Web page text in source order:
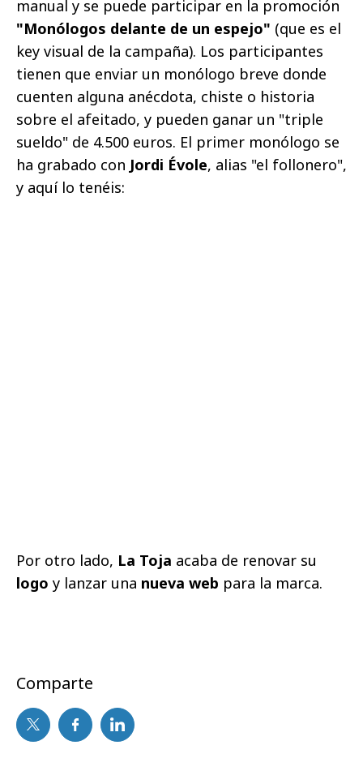
manual y se puede participar en la promoción
"Monólogos delante de un espejo" (que es el
key visual de la campaña). Los participantes
tienen que enviar un monólogo breve donde
cuenten alguna anécdota, chiste o historia
sobre el afeitado, y pueden ganar un "triple
sueldo" de 4.500 euros. El primer monólogo se
ha grabado con Jordi Évole, alias "el follonero",
y aquí lo tenéis:
Por otro lado, La Toja acaba de renovar su
logo y lanzar una nueva web para la marca.
Comparte